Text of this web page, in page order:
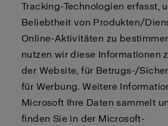
Tracking-Technologien erfasst,
Beliebtheit von Produkten/
Online-Aktivitäten zu
nutzen wir diese Informationen
der Website, für Betrugs-/
für Werbung. Weitere
Microsoft Ihre Daten sammelt
finden Sie in der Microsoft-